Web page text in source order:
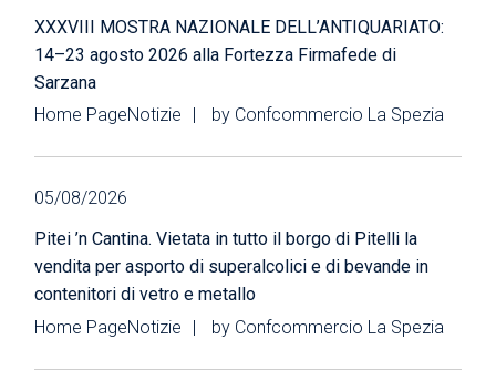
XXXVIII MOSTRA NAZIONALE DELL’ANTIQUARIATO:
14–23 agosto 2026 alla Fortezza Firmafede di
Sarzana
Home PageNotizie by Confcommercio La Spezia
05/08/2026
Pitei ’n Cantina. Vietata in tutto il borgo di Pitelli la
vendita per asporto di superalcolici e di bevande in
contenitori di vetro e metallo
Home PageNotizie by Confcommercio La Spezia